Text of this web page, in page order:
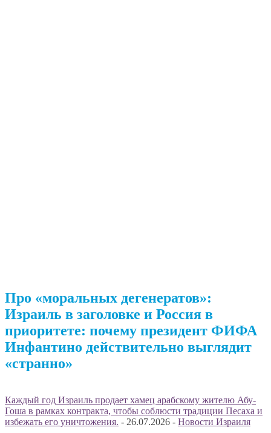
Про «моральных дегенератов»:
Израиль в заголовке и Россия в
приоритете: почему президент ФИФА
Инфантино действительно выглядит
«странно»
Каждый год Израиль продает хамец арабскому жителю Абу-
Гоша в рамках контракта, чтобы соблюсти традиции Песаха и
избежать его уничтожения. - 26.07.2026 - Новости Израиля